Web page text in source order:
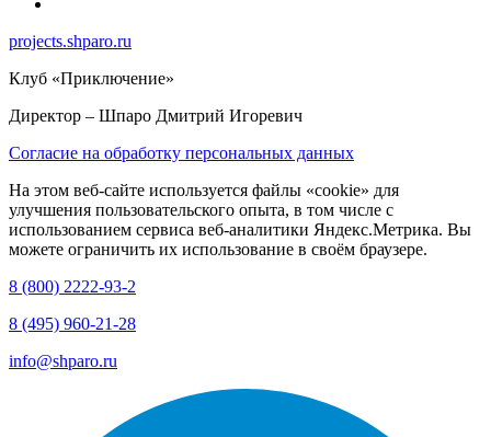
projects.shparo.ru
Клуб «Приключение»
Директор – Шпаро Дмитрий Игоревич
Согласие на обработку персональных данных
На этом веб-сайте используется файлы «cookie» для
улучшения пользовательского опыта, в том числе с
использованием сервиса веб-аналитики Яндекс.Метрика. Вы
можете ограничить их использование в своём браузере.
8 (800) 2222-93-2
8 (495) 960-21-28
info@shparo.ru